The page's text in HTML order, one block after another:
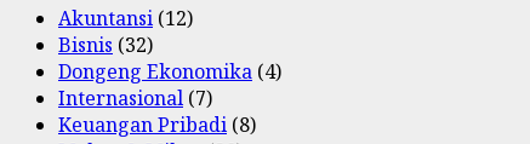
Akuntansi (12)
Bisnis (32)
Dongeng Ekonomika (4)
Internasional (7)
Keuangan Pribadi (8)